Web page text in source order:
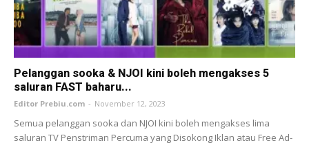
Pelanggan sooka & NJOI kini boleh mengakses 5
saluran FAST baharu...
Editor Prebiu.com - November 12, 2023
Semua pelanggan sooka dan NJOI kini boleh mengakses lima
saluran TV Penstriman Percuma yang Disokong Iklan atau Free Ad-